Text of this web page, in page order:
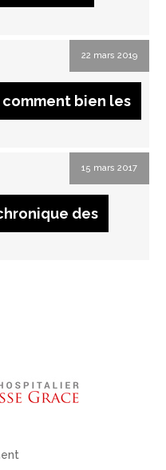
22 mars 2019
bien les
15 mars 2017
des